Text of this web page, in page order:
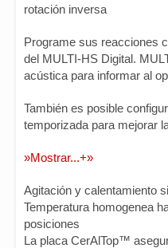
rotación inversa
Programe sus reacciones
del MULTI-HS Digital.
acústica para informar al
También es posible
temporizada para mejorar
»Mostrar...+»
Agitación y calentamiento
Temperatura homogenea
posiciones
La placa CerAlTop™